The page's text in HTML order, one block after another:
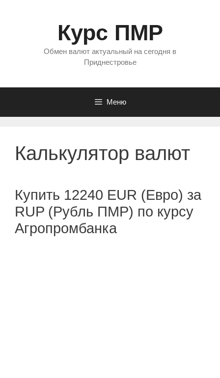
Курс ПМР
Обмен валют актуальный на сегодня в
Приднестровье
Меню
Калькулятор валют
Купить 12240 EUR (Евро) за
RUP (Рубль ПМР) по курсу
Агропромбанка